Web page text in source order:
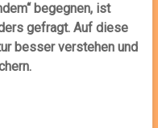
begegnen, ist
gefragt. Auf diese
besser verstehen und